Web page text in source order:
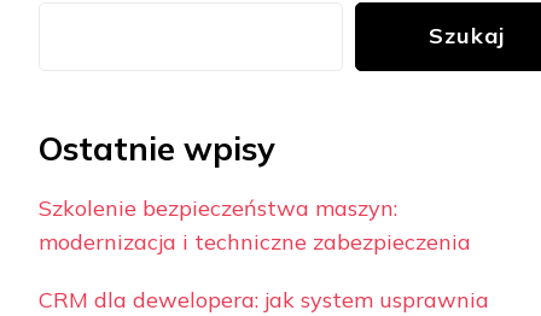
Szukaj
Ostatnie wpisy
Szkolenie bezpieczeństwa maszyn:
modernizacja i techniczne zabezpieczenia
CRM dla dewelopera: jak system usprawnia